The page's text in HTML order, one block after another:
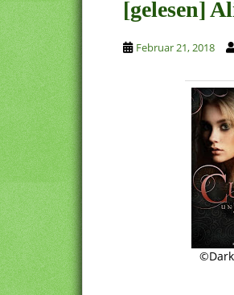
[gelesen]
Februar 21, 2018